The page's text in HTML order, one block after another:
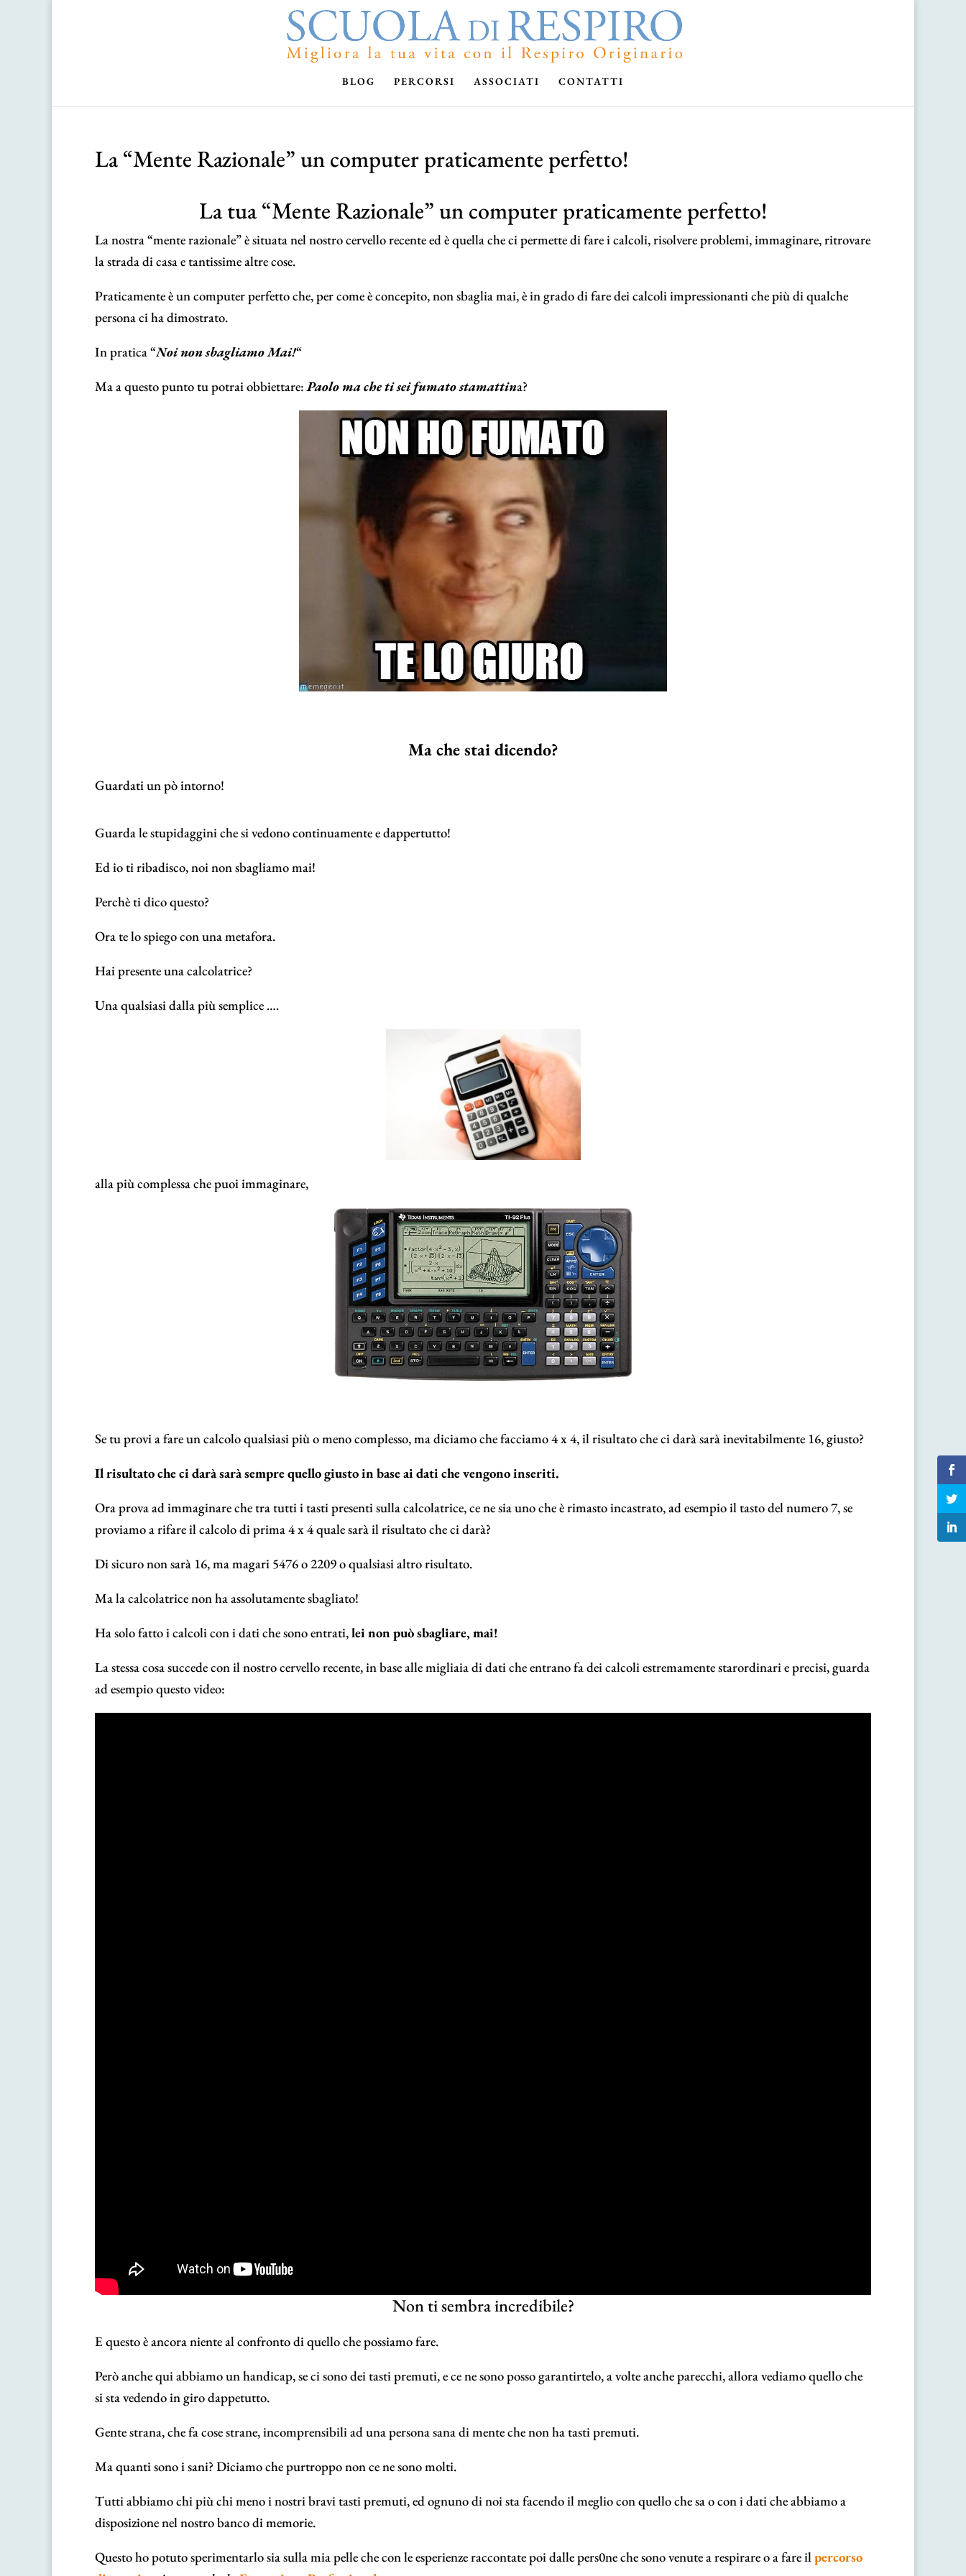
BLOG PERCORSI ASSOCIATI CONTATTI
La “Mente Razionale” un computer praticamente perfetto!
La tua “Mente Razionale” un computer praticamente perfetto!
La nostra “mente razionale” è situata nel nostro cervello recente ed è quella che ci permette di fare i calcoli, risolvere problemi, immaginare, ritrovare
la strada di casa e tantissime altre cose.
Praticamente è un computer perfetto che, per come è concepito, non sbaglia mai, è in grado di fare dei calcoli impressionanti che più di qualche
persona ci ha dimostrato.
In pratica “Noi non sbagliamo Mai!“
Ma a questo punto tu potrai obbiettare:Paolo ma che ti sei fumato stamattina?
Ma che stai dicendo?
Guardati un pò intorno!
Guarda le stupidaggini che si vedono continuamente e dappertutto!
Ed io ti ribadisco, noi non sbagliamo mai!
Perchè ti dico questo?
Ora te lo spiego con una metafora.
Hai presente una calcolatrice?
Una qualsiasi dalla più semplice ….
alla più complessa che puoi immaginare,
Se tu provi a fare un calcolo qualsiasi più o meno complesso, ma diciamo che facciamo 4 x 4, il risultato che ci darà sarà inevitabilmente 16, giusto?
Il risultato che ci darà sarà sempre quello giusto in base ai dati che vengono inseriti.
Ora prova ad immaginare che tra tutti i tasti presenti sulla calcolatrice, ce ne sia uno che è rimasto incastrato, ad esempio il tasto del numero 7, se
proviamo a rifare il calcolo di prima 4 x 4 quale sarà il risultato che ci darà?
Di sicuro non sarà 16, ma magari 5476 o 2209 o qualsiasi altro risultato.
Ma la calcolatrice non ha assolutamente sbagliato!
Ha solo fatto i calcoli con i dati che sono entrati,lei non può sbagliare, mai!
La stessa cosa succede con il nostro cervello recente, in base alle migliaia di dati che entrano fa dei calcoli estremamente starordinari e precisi, guarda
ad esempio questo video:
Non ti sembra incredibile?
E questo è ancora niente al confronto di quello che possiamo fare.
Però anche qui abbiamo un handicap, se ci sono dei tasti premuti, e ce ne sono posso garantirtelo, a volte anche parecchi, allora vediamo quello che
si sta vedendo in giro dappetutto.
Gente strana, che fa cose strane, incomprensibili ad una persona sana di mente che non ha tasti premuti.
Ma quanti sono i sani? Diciamo che purtroppo non ce ne sono molti.
Tutti abbiamo chi più chi meno i nostri bravi tasti premuti, ed ognuno di noi sta facendo il meglio con quello che sa o con i dati che abbiamo a
disposizione nel nostro banco di memorie.
Questo ho potuto sperimentarlo sia sulla mia pelle che con le esperienze raccontate poi dalle pers0ne che sono venute a respirare o a fare ilpercorso